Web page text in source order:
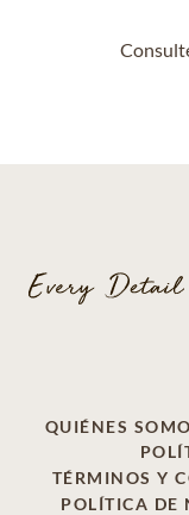
QUIÉNES
TÉRMINOS Y
POLÍTICA DE